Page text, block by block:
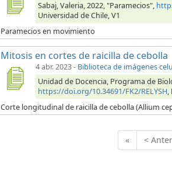
Sabaj, Valeria, 2022, "Paramecios",
Universidad de Chile, V1
Paramecios en movimiento
Mitosis en cortes de raicilla de cebolla
4 abr. 2023- Biblioteca de imágenes
Unidad de Docencia, Programa de
https://doi.org/10.34691/FK2/RELYSH,
Corte longitudinal de raicilla de cebolla (Allium
« <